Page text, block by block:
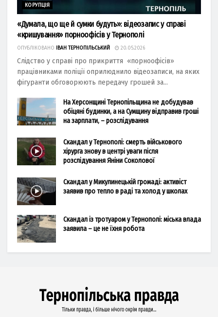
КОРУПЦІЯ
«Думала, що ще й сумки будуть»: відеозапис у справі
«кришування» порноофісів у Тернополі
ОПУБЛІКОВАНО ІВАН ТЕРНОПІЛЬСЬКИЙ 20.05.2026
Слідство у справі про прикриття «порноофісів»
працівниками поліції оприлюднило відеозаписи, на яких
фігуранти обговорюють передачу грошей за...
На Херсонщині Тернопільщина не добудував
обіцяні будинки, а на Сумщину відправив гроші
на зарплати, – розслідування
Скандал у Тернополі: смерть військового
хірурга знову в центрі уваги після
розслідування Яніни Соколової
Скандал у Микулинецькій громаді: активіст
заявив про тепло в раді та холод у школах
Скандал із тротуаром у Тернополі: міська влада
заявила – це не їхня робота